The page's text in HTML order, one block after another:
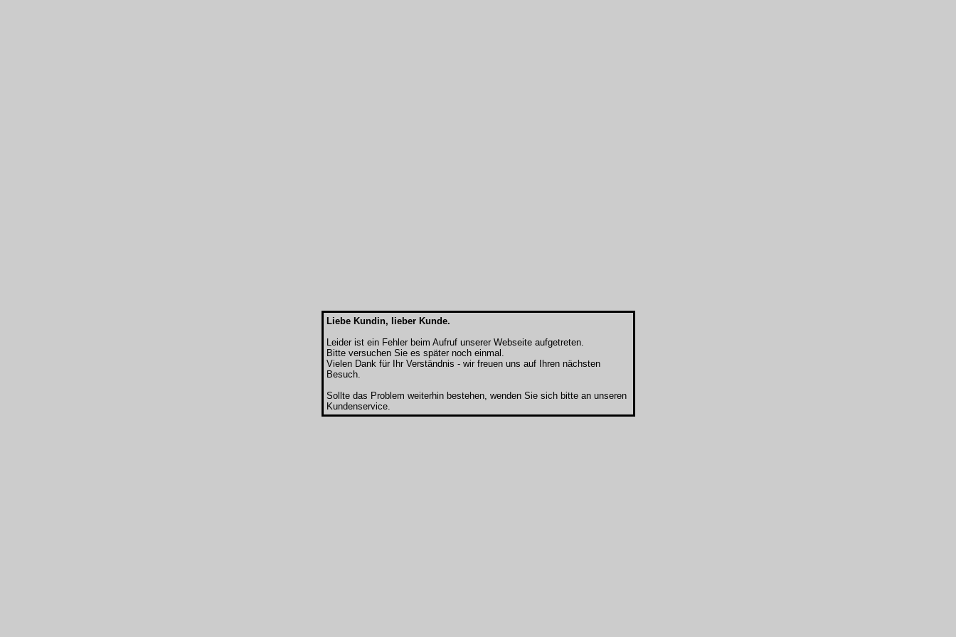
Liebe Kundin, lieber Kunde.
Leider ist ein Fehler beim Aufruf unserer Webseite aufgetreten.
Bitte versuchen Sie es später noch einmal.
Vielen Dank für Ihr Verständnis - wir freuen uns auf Ihren nächsten
Besuch.
Sollte das Problem weiterhin bestehen, wenden Sie sich bitte an unseren
Kundenservice.